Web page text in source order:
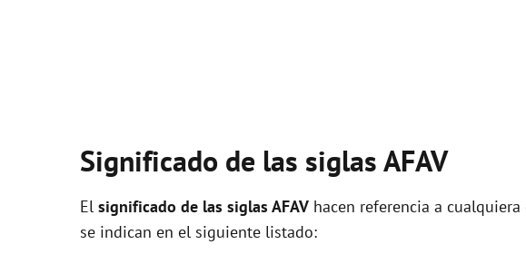
Significado de las siglas AFAV
El significado de las siglas AFAV hacen referencia a
se indican en el siguiente listado: